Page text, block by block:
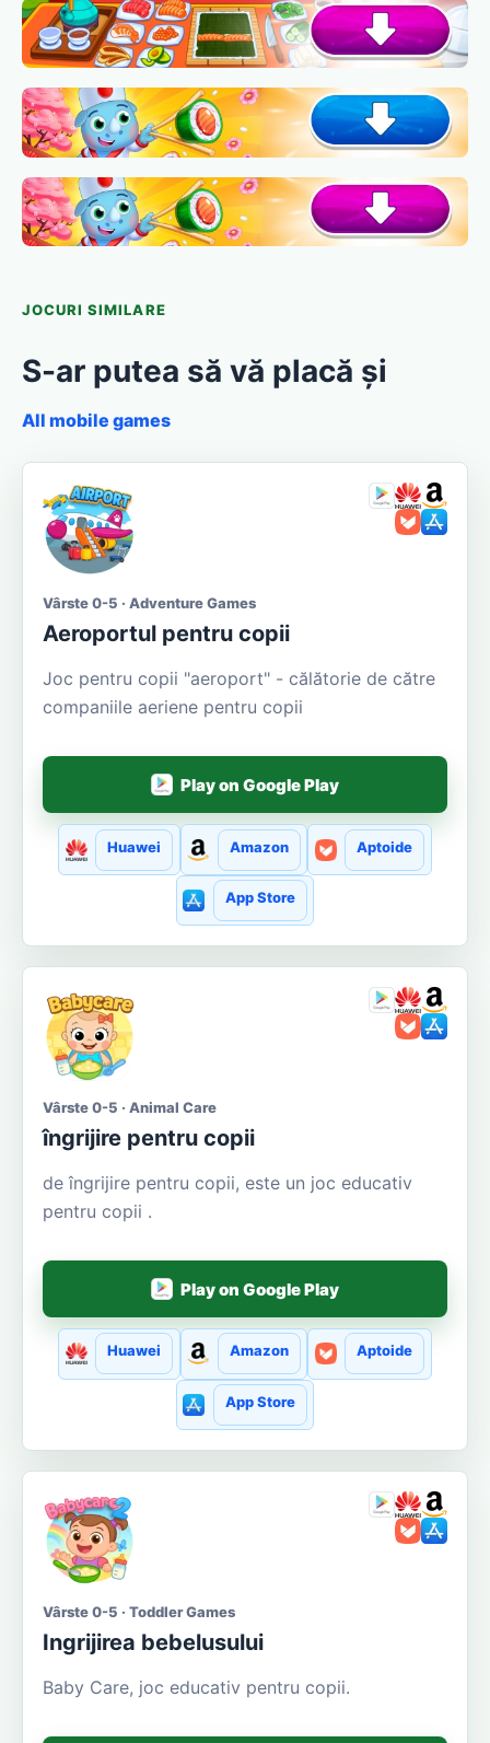
JOCURI SIMILARE
S-ar putea să vă placă și
All mobile games
Vârste 0-5 · Adventure Games
Aeroportul pentru copii
Joc pentru copii "aeroport" - călătorie de către
companiile aeriene pentru copii
Play on Google Play
Huawei Amazon Aptoide
App Store
Vârste 0-5 · Animal Care
îngrijire pentru copii
de îngrijire pentru copii, este un joc educativ
pentru copii .
Play on Google Play
Huawei Amazon Aptoide
App Store
Vârste 0-5 · Toddler Games
Ingrijirea bebelusului
Baby Care, joc educativ pentru copii.